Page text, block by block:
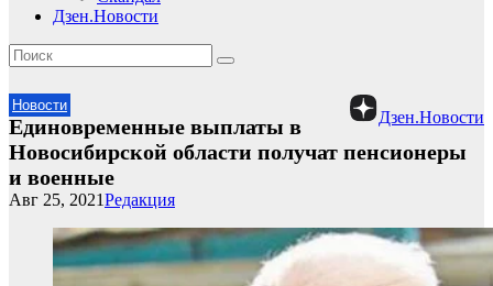
Дзен.Новости
Новости
Дзен.Новости
Единовременные выплаты в
Новосибирской области получат пенсионеры
и военные
Редакция
Авг 25, 2021